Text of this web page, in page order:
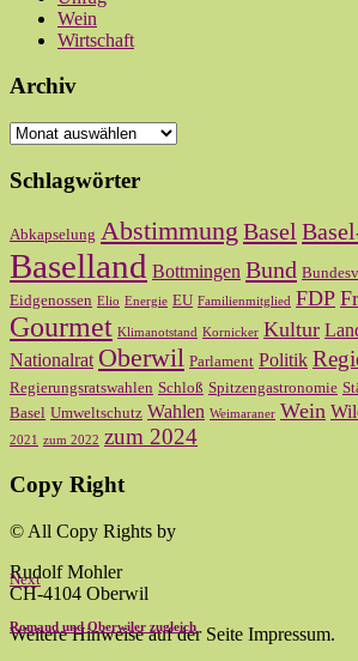
Wein
Wirtschaft
Archiv
Archiv
Schlagwörter
Abkapselung Abstimmung Basel
Baselland Bottmingen Bund
Eidgenossen Elio Energie EU Familienmitglied FDP
Gourmet Klimanotstand Kornicker Kultur
Nationalrat Oberwil Parlament Politik
Regierungsratswahlen Schloß Spitzengastronomie
Basel Umweltschutz Wahlen Weimaraner Wein
2021
zum 2022 zum 2024
Copy Right
© All Copy Rights by
Rudolf Mohler
CH-4104 Oberwil
Weitere Hinweise auf der Seite Impressum.
Next
Romand und Oberwiler zugleich